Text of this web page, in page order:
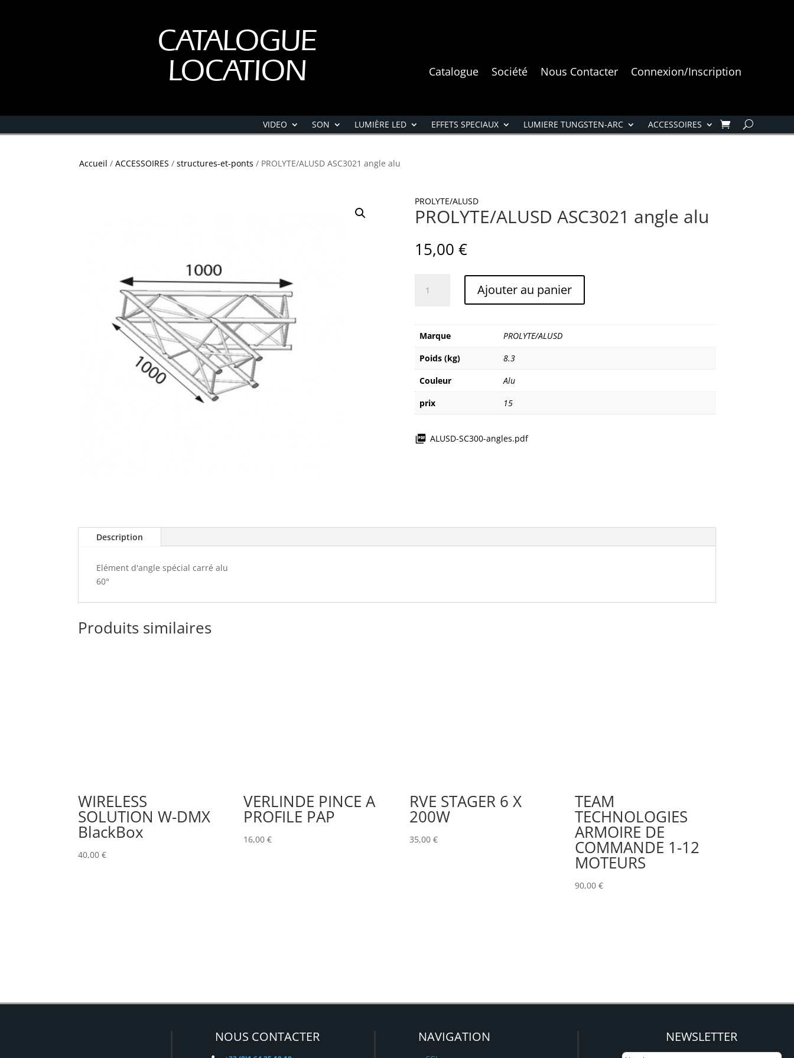
CATALOGUE
LOCATION
Catalogue Société Nous Contacter Connexion/Inscription
VIDEO SON LUMIÈRE LED EFFETS SPECIAUX LUMIERE TUNGSTEN-ARC ACCESSOIRES
Accueil /ACCESSOIRES /structures-et-ponts / PROLYTE/ALUSD ASC3021 angle alu
PROLYTE/ALUSD
PROLYTE/ALUSD ASC3021 angle alu
15,00 €
PROLYTE/ALUSD
angle
alu
Ajouter au panier
Marque
PROLYTE/ALUSD
Poids (kg)
8.3
Couleur
Alu
prix
15
ALUSD-SC300-angles.pdf
Description
Elément d'angle spécial carré alu
60°
Produits similaires
WIRELESS
SOLUTION W-DMX
BlackBox
40,00 €
VERLINDE PINCE A
PROFILE PAP
16,00€
RVE STAGER 6 X
200W
35,00 €
TEAM
TECHNOLOGIES
ARMOIRE DE
COMMANDE 1-12
MOTEURS
90,00 €
NOUS CONTACTER NAVIGATION NEWSLETTER